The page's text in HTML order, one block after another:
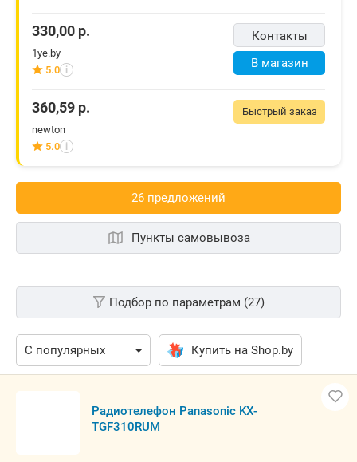
Контакты
В магазин
330,00 р.
1ye.by
5.0 i
Быстрый заказ
360,59 р.
newton
5.0 i
26 предложений
Пункты самовывоза
Подбор по параметрам (27)
Купить на Shop.by
Радиотелефон Panasonic KX-
TGF310RUM